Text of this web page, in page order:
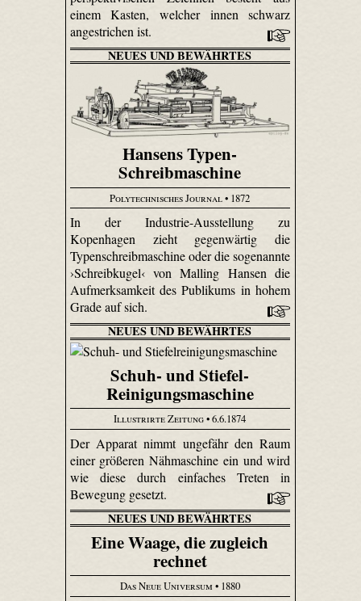
einem Kasten, welcher innen schwarz
angestrichen ist.
NEUES UND BEWÄHRTES
Hansens Typen-
Schreibmaschine
Polytechnisches Journal• 1872
In der Industrie-Ausstellung zu
Kopenhagen zieht gegenwärtig die
Typenschreibmaschine oder die sogenannte
›Schreibkugel‹ von Malling Hansen die
Aufmerksamkeit des Publikums in hohem
Grade auf sich.
NEUES UND BEWÄHRTES
Schuh- und Stiefel-
Reinigungsmaschine
Illustrirte Zeitung• 6.6.1874
Der Apparat nimmt ungefähr den Raum
einer größeren Nähmaschine ein und wird
wie diese durch einfaches Treten in
Bewegung gesetzt.
NEUES UND BEWÄHRTES
Eine Waage, die zugleich
rechnet
Das Neue Universum • 1880